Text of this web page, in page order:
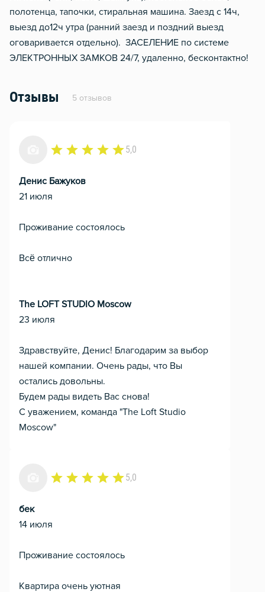
полотенца, тапочки, стиральная машина. Заезд с 14ч,
выезд до12ч утра (ранний заезд и поздний выезд
оговаривается отдельно). ЗАСЕЛЕНИЕ по системе
ЭЛЕКТРОННЫХ ЗАМКОВ 24/7, удаленно, бесконтактно!
Отзывы 5 отзывов
5,0
Денис Бажуков
21 июля
Проживание состоялось
Всё отлично
The LOFT STUDIO Moscow
23 июля
Здравствуйте, Денис! Благодарим за выбор
нашей компании. Очень рады, что Вы
остались довольны.
Будем рады видеть Вас снова!
С уважением, команда "The Loft Studio
Moscow"
5,0
бек
14 июля
Проживание состоялось
Квартира очень уютная